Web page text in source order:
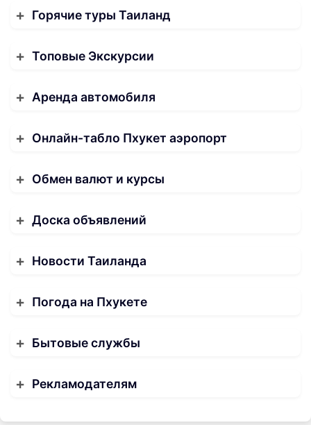
Горячие туры Таиланд
Топовые Экскурсии
Аренда автомобиля
Онлайн-табло Пхукет аэропорт
Обмен валют и курсы
Доска объявлений
Новости Таиланда
Погода на Пхукете
Бытовые службы
Рекламодателям